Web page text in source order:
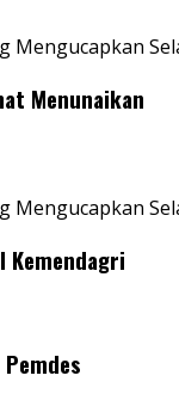
Mengucapkan
Menunaikan
Mengucapkan
Kemendagri